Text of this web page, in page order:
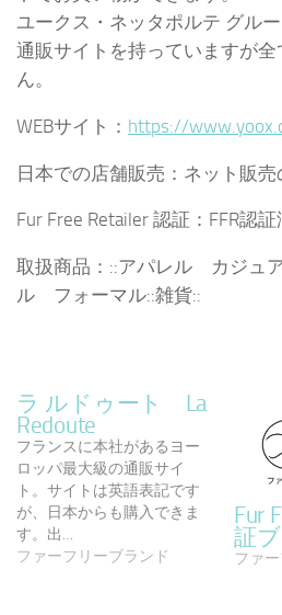
ユークス・ネッタポルテ グル
通販サイトを持っていますが
ん。
WEBサイト： https://
日本での店舗販売：ネット販売
Fur Free Retailer 認証：FFR認証
取扱商品：::アパレル カジュ
ル フォーマル::雑貨::
ラ ルドゥート La
Redoute
フランスに本社があるヨー
ロッパ最大級の通販サイ
ト。サイトは英語表記です
が、日本からも購入できま
す。出…
ファーフリーブランド
Fur
証
ファ